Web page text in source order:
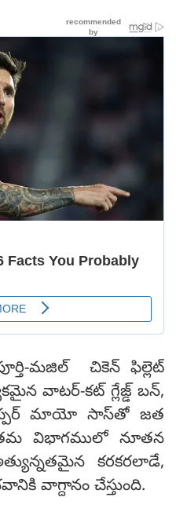
మజిల్ చికెన్ ఫిల్లెట్
వాటర్-కట్ గ్లేజ్డ్ బన్,
మాయో సాస్‌తో జత
విభాగములో నూతన
కరకరలాడే,
వాగ్దానం చేస్తుంది.